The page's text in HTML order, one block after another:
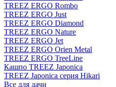
TREEZ ERGO Rombo
TREEZ ERGO Just
TREEZ ERGO Diamond
TREEZ ERGO Nature
TREEZ ERGO Jet
TREEZ ERGO Orien Metal
TREEZ ERGO TreeLine
Кашпо TREEZ Japonica
TREEZ Japonica серия Hikari
Все для дачи